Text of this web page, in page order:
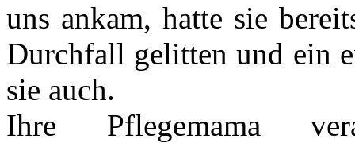
uns ankam, hatte sie
Durchfall gelitten und ein
sie auch.
Ihre Pflegemama